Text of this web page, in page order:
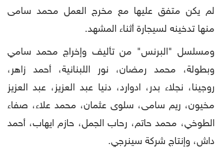
لم يكن متفق عليها مع مخرج العمل محمد سامى
منها تدخينه لسيجارة أثناء المشهد.
ومسلسل "البرنس" من تأليف وإخراج محمد سامي
وبطولة، محمد رمضان، نور اللبنانية، أحمد زاهر،
روجينا، نجلاء بدر، ادوارد، دنيا عبد العزيز، عبد العزيز
مخيون، ريم سامى، سلوى عثمان، محمد علاء، صفاء
الطوخي، محمد حاتم، رحاب الجمل، حازم ايهاب، أحمد
داش، وإنتاج شركة سينرجي.